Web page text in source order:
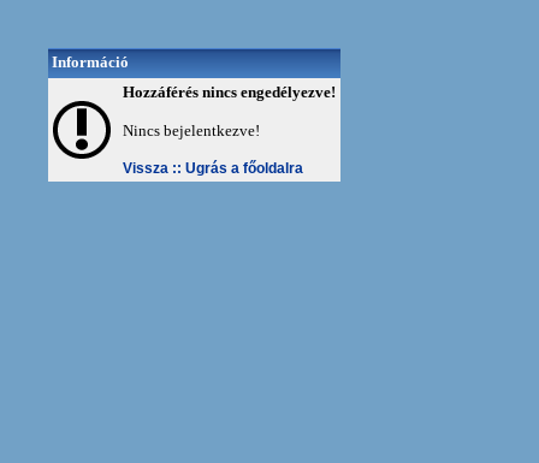
Információ
Hozzáférés nincs engedélyezve!
Nincs bejelentkezve!
Vissza :: Ugrás a főoldalra